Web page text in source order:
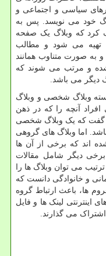
سیاسی و اجتماعی و
خود می نویسد. پس به
کرد که وبلاگ یک صفحه
تهیه می شود و مطالب
به صورت متناوب همانند
شده و مرتب می شوند که
دیگر می باشد.
وبلاگ شخصی و وبلاگ
آنچه را که در ذهن
گفت که یک وبلاگ شخصی
اما وبلاگ های گروهی
اند که برخی از آن ها
دیگر شامل مقالات
می توان وبلاگ ها را
و خانوادگی دانست که
ها، باعث ارتباط گروه
لینک ها و فایل
اشتراک می گذارند.